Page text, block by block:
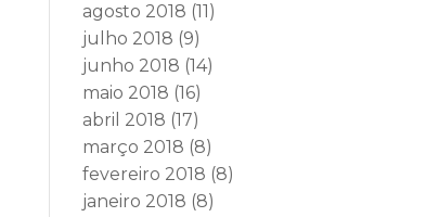
agosto 2018 (11)
julho 2018 (9)
junho 2018 (14)
maio 2018 (16)
abril 2018 (17)
março 2018 (8)
fevereiro 2018 (8)
janeiro 2018 (8)